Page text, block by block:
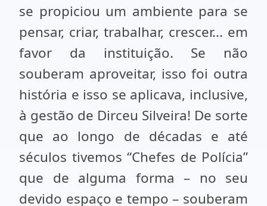
se propiciou um ambiente para se
pensar, criar, trabalhar, crescer... em
favor da instituição. Se não
souberam aproveitar, isso foi outra
história e isso se aplicava, inclusive,
à gestão de Dirceu Silveira! De sorte
que ao longo de décadas e até
séculos tivemos “Chefes de Polícia”
que de alguma forma – no seu
devido espaço e tempo – souberam